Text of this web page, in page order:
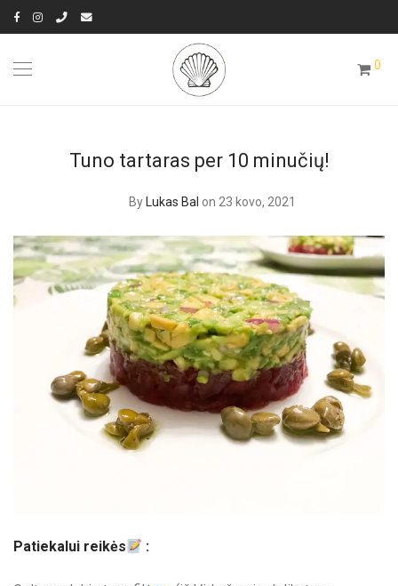
0
Tuno tartaras per 10 minučių!
By Lukas Bal on 23 kovo, 2021
Patiekalui reikės :